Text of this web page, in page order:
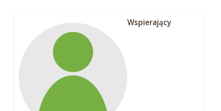
Wspierający